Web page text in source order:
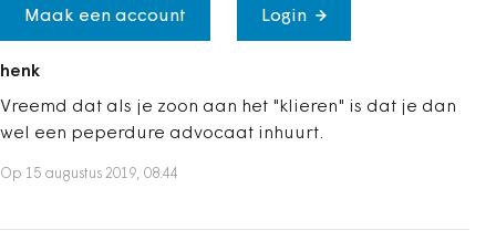
Maak een account Login
henk
Vreemd dat als je zoon aan het "klieren" is dat je dan
wel een peperdure advocaat inhuurt.
Op 15 augustus 2019, 08:44